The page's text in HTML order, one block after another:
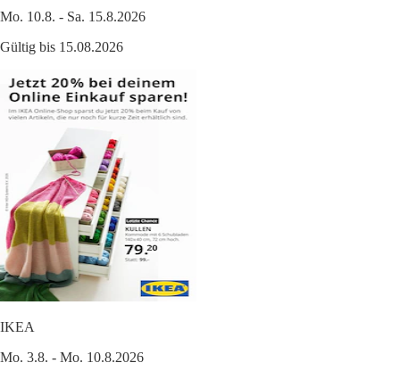
Mo. 10.8. - Sa. 15.8.2026
Gültig bis 15.08.2026
IKEA
Mo. 3.8. - Mo. 10.8.2026